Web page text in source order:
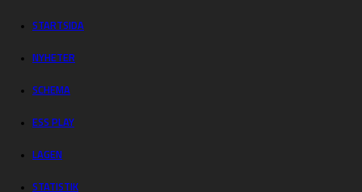
STARTSIDA
NYHETER
SCHEMA
ESS PLAY
LAGEN
STATISTIK
Inför säsongen:
”Spänner bågen
så mycket vi
vågar och orkar!”